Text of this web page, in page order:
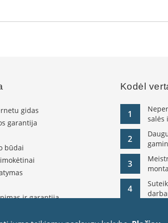
gidas
garantija
būdai
ir garantija
Kodėl
1
salės
2
3
4